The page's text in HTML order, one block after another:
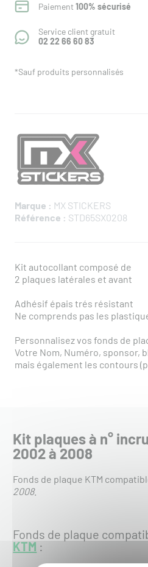
Paiement100% sécurisé
Service client gratuit
02 22 66 60 83
*Sauf produits personnalisés
Marque : MX STICKERS
Référence : STD65SX0208
Kit autocollant composé de
2 plaques latérales et avant
Adhésif épais trés résistant
Ne comprends pas les
Personnalisez vos fonds de
Votre Nom, Numéro, sponsor,
mais également les contours
Kit plaques à n°
2002 à 2008
Fonds de plaque KTM
2008.
Fonds de plaque
KTM :